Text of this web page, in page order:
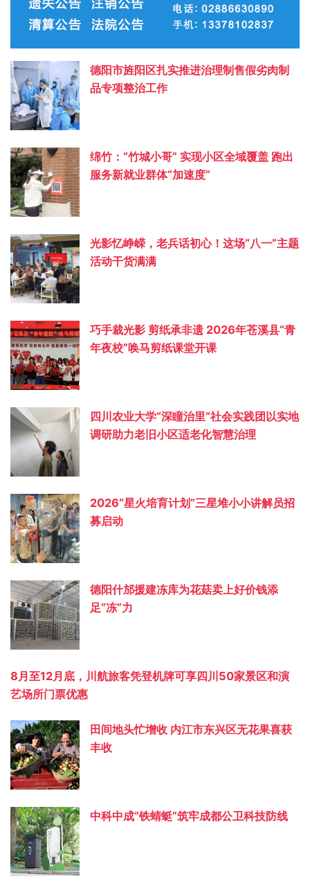
德阳市旌阳区扎实推进治理制售假劣肉制
品专项整治工作
绵竹：“竹城小哥” 实现小区全域覆盖 跑出
服务新就业群体“加速度”
光影忆峥嵘，老兵话初心！这场“八一”主题
活动干货满满
巧手裁光影 剪纸承非遗 2026年苍溪县“青
年夜校”唤马剪纸课堂开课
四川农业大学“深瞳治里”社会实践团以实地
调研助力老旧小区适老化智慧治理
2026“星火培育计划”三星堆小小讲解员招
募启动
德阳什邡援建冻库为花菇卖上好价钱添
足“冻”力
8月至12月底，川航旅客凭登机牌可享四川50家景区和演
艺场所门票优惠
田间地头忙增收 内江市东兴区无花果喜获
丰收
中科中成“铁蜻蜓”筑牢成都公卫科技防线